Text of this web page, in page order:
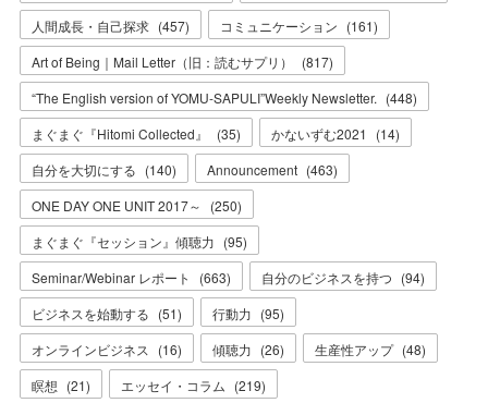
人間成長・自己探求 (457) コミュニケーション (161)
Art of Being｜Mail Letter（旧：読むサプリ）
(817)
“The English version of YOMU-SAPULI”Weekly Newsletter. (448)
まぐまぐ『Hitomi Collected』
(35) かないずむ2021 (14)
自分を大切にする (140) Announcement (463)
ONE DAY ONE UNIT 2017～
(250)
まぐまぐ『セッション』傾聴力 (95)
Seminar/Webinar レポート
(663) 自分のビジネスを持つ (94)
ビジネスを始動する (51) 行動力 (95)
オンラインビジネス
(16) 傾聴力 (26) 生産性アップ (48)
瞑想 (21) エッセイ・コラム (219)